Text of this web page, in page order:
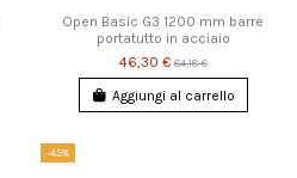
Open Basic G3 1200 mm barre
portatutto in acciaio
46,30 €84,18 €
Aggiungi al carrello
-45%